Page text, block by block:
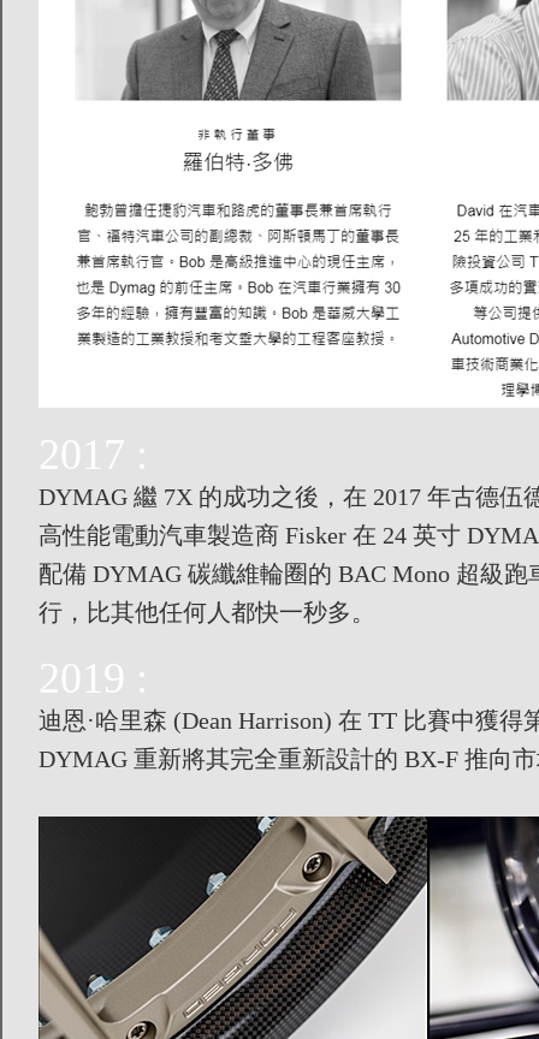
2017 :
DYMAG 繼 7X 的成功之後，在 2017 年古德
高性能電動汽車製造商 Fisker 在 24 英寸
配備 DYMAG 碳纖維輪圈的 BAC Mono 超級
行，比其他任何人都快一秒多。
2019 :
迪恩·哈里森 (Dean Harrison) 在 TT 比賽中獲
DYMAG 重新將其完全重新設計的 BX-F 推向